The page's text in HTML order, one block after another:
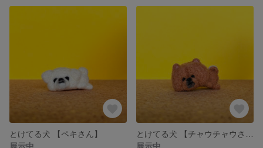
とけてる犬 【ペキさん】
展示中
展示中